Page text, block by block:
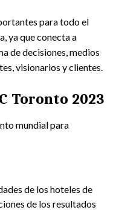
para todo el
ya que conecta a
de decisiones, medios
visionarios y clientes.
Toronto 2023
mundial para
de los hoteles de
de los resultados